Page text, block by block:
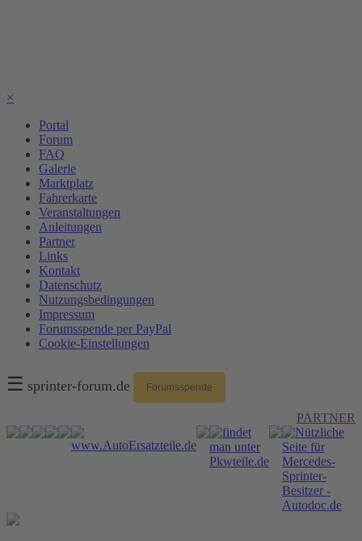
×
Portal
Forum
FAQ
Galerie
Marktplatz
Fahrerkarte
Veranstaltungen
Anleitungen
Partner
Links
Kontakt
Datenschutz
Nutzungsbedingungen
Impressum
Forumsspende per PayPal
Cookie-Einstellungen
☰ sprinter-forum.de Forumsspende
PARTNER